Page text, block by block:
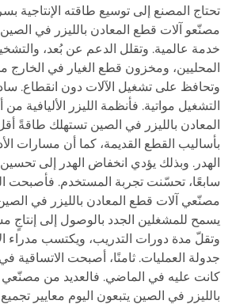
تحتاج المصنع إلى توسيع طاقته الإنتاجية
مصنّعو آلات قطع المعادن بالليزر في
خدمة عالمية. وتقلل الدعم عن بُعد،
المحليين، ومخزون قطع الغيار في الخارج
وتحافظ على تشغيل الآلات دون انقطاع.
التشغيل مواتية. فأنظمة الليزر الأليافية
المعادن بالليزر في الصين تستهلك طاقةً
بأساليب القطع القديمة، كما أن مسارات
الهدر. وبذلك يؤدي انخفاض الهدر إلى
سابعًا، تحسّنت تجربة المستخدم. فأصبحت
مصنّعي آلات قطع المعادن بالليزر في
يسمح للمشغلين الجدد بالوصول إلى
وتقلّ مدة دورات التدريب، ويكتسب مدراء
جدولة العمليات. ثامنًا، أصبحت الاتساقية
كانت عليه في الماضي. فالعديد من مصنّعي
بالليزر في الصين يتبعون اليوم معايير